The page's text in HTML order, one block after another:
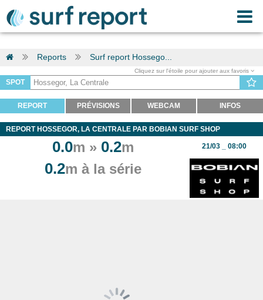
Reports Surf report Hossego...
Cliquez sur l'étoile pour ajouter aux favoris
SPOT
REPORT PRÉVISIONS WEBCAM INFOS
REPORT HOSSEGOR, LA CENTRALE PAR BOBIAN SURF SHOP
0.0m » 0.2m
0.2m à la série
21/03 _ 08:00